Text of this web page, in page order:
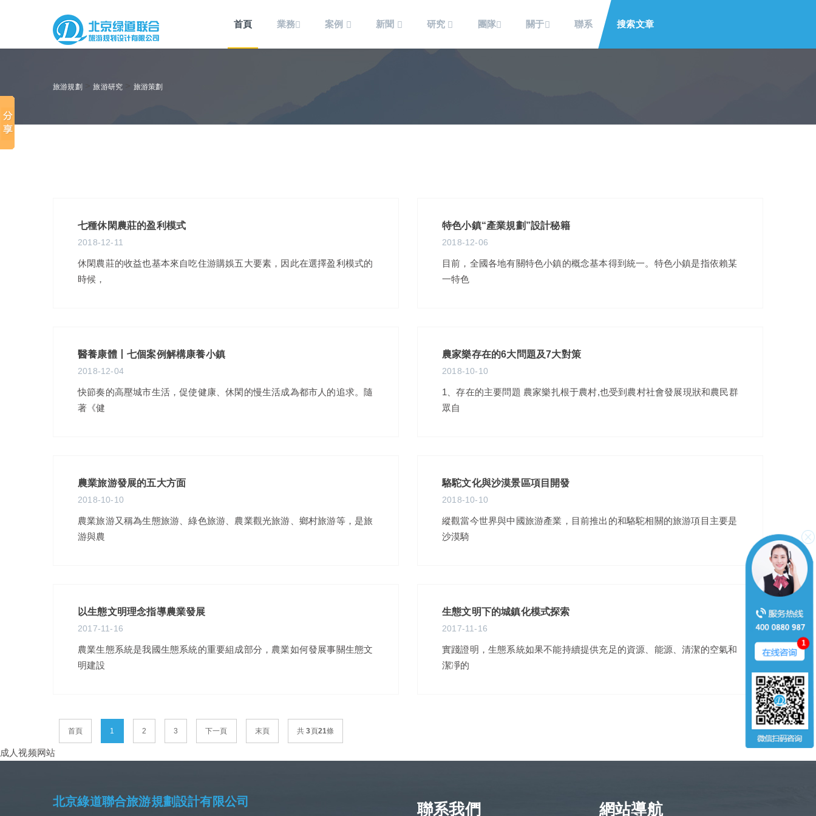
首頁 業務 案例 新聞 研究 團隊 關于 聯系 搜索文章
旅游規劃 >旅游研究 旅游策劃
七種休閑農莊的盈利模式
2018-12-11
休閑農莊的收益也基本來自吃住游購娛五大要素，因此在選擇盈利模式的
時候，
特色小鎮“產業規劃”設計秘籍
2018-12-06
目前，全國各地有關特色小鎮的概念基本得到統一。特色小鎮是指依賴某
一特色
醫養康體丨七個案例解構康養小鎮
2018-12-04
快節奏的高壓城市生活，促使健康、休閑的慢生活成為都市人的追求。隨
著《健
農家樂存在的6大問題及7大對策
2018-10-10
1、存在的主要問題 農家樂扎根于農村,也受到農村社會發展現狀和農民群
眾自
農業旅游發展的五大方面
2018-10-10
農業旅游又稱為生態旅游、綠色旅游、農業觀光旅游、鄉村旅游等，是旅
游與農
駱駝文化與沙漠景區項目開發
2018-10-10
縱觀當今世界與中國旅游產業，目前推出的和駱駝相關的旅游項目主要是
沙漠騎
以生態文明理念指導農業發展
2017-11-16
農業生態系統是我國生態系統的重要組成部分，農業如何發展事關生態文
明建設
生態文明下的城鎮化模式探索
2017-11-16
實踐證明，生態系統如果不能持續提供充足的資源、能源、清潔的空氣和
潔凈的
首頁 1 2 3 下一頁 末頁 共3頁21條
北京綠道聯合旅游規劃設計有限公司 聯系我們 網站導航
成人视频网站